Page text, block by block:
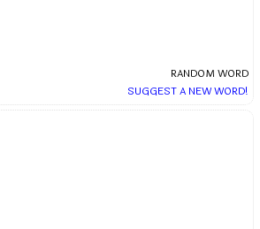
RANDOM WORD
SUGGEST A NEW WORD!